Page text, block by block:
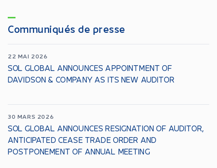
Communiqués de presse
22 MAI 2026
SOL GLOBAL ANNOUNCES APPOINTMENT OF
DAVIDSON & COMPANY AS ITS NEW AUDITOR
30 MARS 2026
SOL GLOBAL ANNOUNCES RESIGNATION OF AUDITOR,
ANTICIPATED CEASE TRADE ORDER AND
POSTPONEMENT OF ANNUAL MEETING